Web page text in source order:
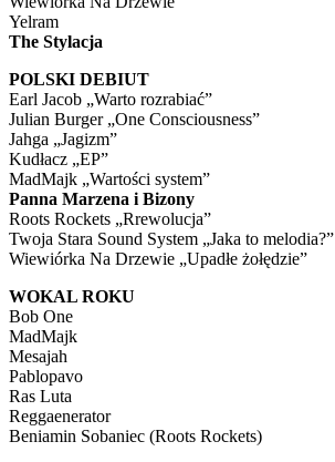
Yelram
The Stylacja
POLSKI DEBIUT
Earl Jacob „Warto rozrabiać”
Julian Burger „One Consciousness”
Jahga „Jagizm”
Kudłacz „EP”
MadMajk „Wartości system”
Panna Marzena i Bizony
Roots Rockets „Rrewolucja”
Twoja Stara Sound System „Jaka to melodia?”
Wiewiórka Na Drzewie „Upadłe żołędzie”
WOKAL ROKU
Bob One
MadMajk
Mesajah
Pablopavo
Ras Luta
Reggaenerator
Beniamin Sobaniec (Roots Rockets)